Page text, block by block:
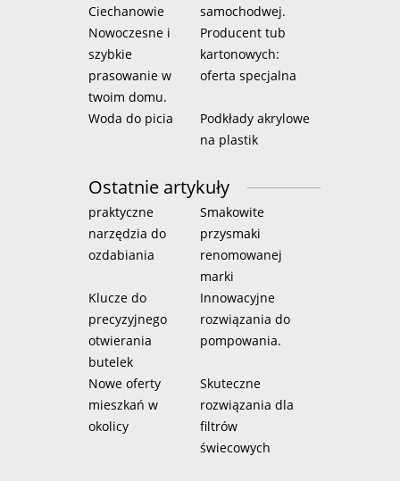
Ciechanowie
samochodwej.
Nowoczesne i
szybkie
prasowanie w
twoim domu.
Producent tub
kartonowych:
oferta specjalna
Woda do picia
Podkłady akrylowe
na plastik
Ostatnie artykuły
praktyczne
narzędzia do
ozdabiania
Smakowite
przysmaki
renomowanej
marki
Klucze do
precyzyjnego
otwierania
butelek
Innowacyjne
rozwiązania do
pompowania.
Nowe oferty
mieszkań w
okolicy
Skuteczne
rozwiązania dla
filtrów
świecowych